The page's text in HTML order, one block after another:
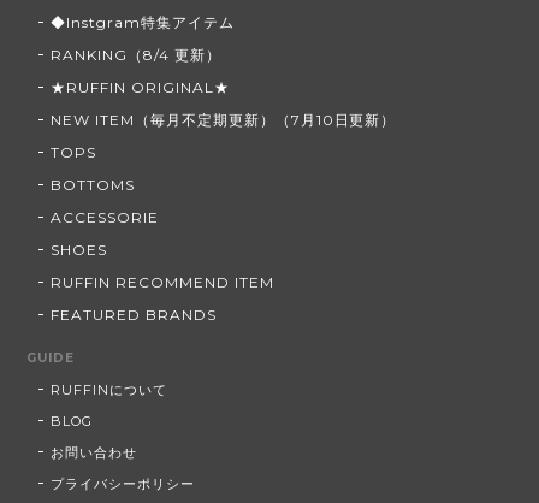
◆Instgram特集アイテム
RANKING（8/4 更新）
★RUFFIN ORIGINAL★
NEW ITEM（毎月不定期更新）（7月10日更新）
TOPS
BOTTOMS
ACCESSORIE
SHOES
RUFFIN RECOMMEND ITEM
FEATURED BRANDS
GUIDE
RUFFINについて
BLOG
お問い合わせ
プライバシーポリシー